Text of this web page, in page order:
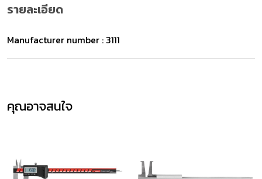
รายละเอียด
Manufacturer number : 3111
คุณอาจสนใจ